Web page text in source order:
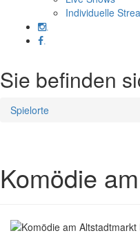
Individuelle
.
Sie befinden
Spielorte
Komödie